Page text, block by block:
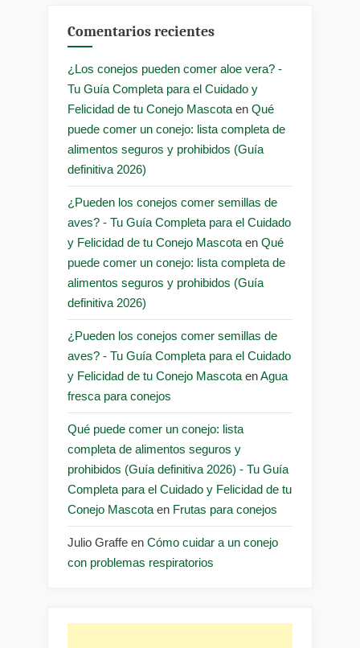
Comentarios recientes
¿Los conejos pueden comer aloe vera? -
Tu Guía Completa para el Cuidado y
Felicidad de tu Conejo Mascota en Qué
puede comer un conejo: lista completa de
alimentos seguros y prohibidos (Guía
definitiva 2026)
¿Pueden los conejos comer semillas de
aves? - Tu Guía Completa para el Cuidado
y Felicidad de tu Conejo Mascota en Qué
puede comer un conejo: lista completa de
alimentos seguros y prohibidos (Guía
definitiva 2026)
¿Pueden los conejos comer semillas de
aves? - Tu Guía Completa para el Cuidado
y Felicidad de tu Conejo Mascota enAgua
fresca para conejos
Qué puede comer un conejo: lista
completa de alimentos seguros y
prohibidos (Guía definitiva 2026) - Tu Guía
Completa para el Cuidado y Felicidad de tu
Conejo Mascota en Frutas para conejos
Julio Graffe en Cómo cuidar a un conejo
con problemas respiratorios